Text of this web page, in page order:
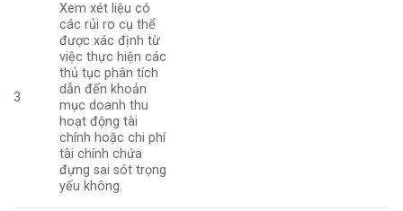
3
Xem xét liệu có
các rủi ro cụ thể
được xác định từ
việc thực hiện các
thủ tục phân tích
dẫn đến khoản
mục doanh thu
hoạt động tài
chính hoặc chi phí
tài chính chứa
đựng sai sót trọng
yếu không.